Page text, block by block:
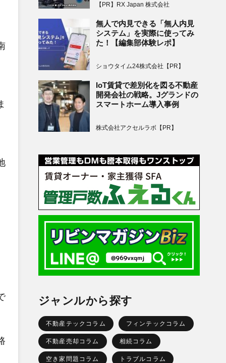
【PR】RX Japan 株式会社
無人で内見できる「無人内見
システム」を実際に使ってみ
た！【編集部体験レポ】
ショウタイム24株式会社【PR】
IoT賃貸で差別化を図る不動産
開発会社の戦略。Jグランドの
スマートホーム導入事例
株式会社アクセルラボ【PR】
ジャンルから探す
不動産テックコラム フィンテックコラム
不動産売却コラム 相続コラム
空き家問題コラム トラブルコラム